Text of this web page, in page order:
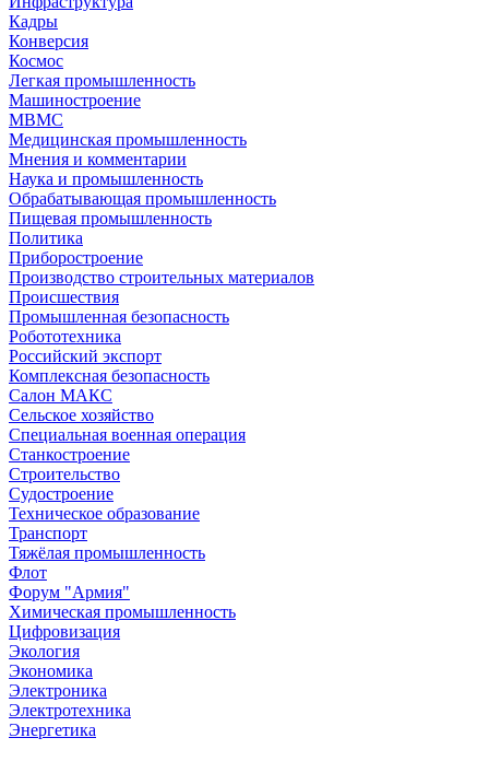
Кадры
Конверсия
Космос
Легкая промышленность
Машиностроение
МВМС
Медицинская промышленность
Мнения и комментарии
Наука и промышленность
Обрабатывающая промышленность
Пищевая промышленность
Политика
Приборостроение
Производство строительных материалов
Происшествия
Промышленная безопасность
Робототехника
Российский экспорт
Комплексная безопасность
Салон МАКС
Сельское хозяйство
Специальная военная операция
Станкостроение
Строительство
Судостроение
Техническое образование
Транспорт
Тяжёлая промышленность
Флот
Форум "Армия"
Химическая промышленность
Цифровизация
Экология
Экономика
Электроника
Электротехника
Энергетика